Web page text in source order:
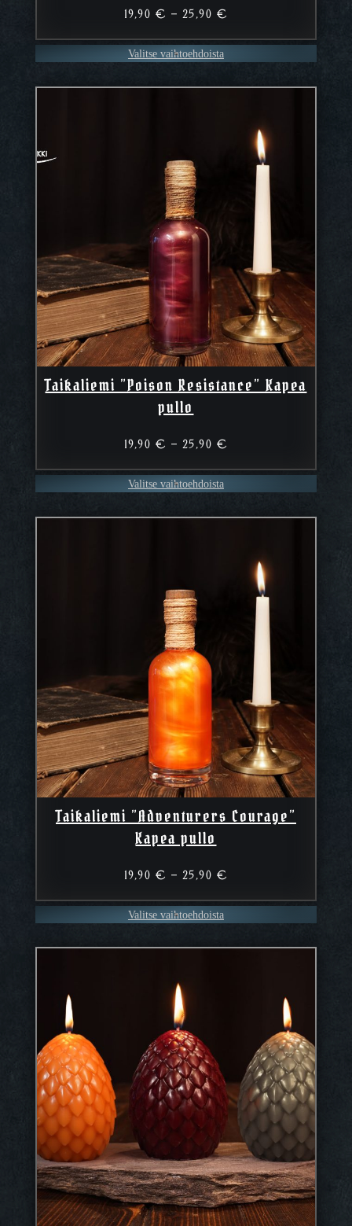
19,90 € – 25,90 €
–
25,90 €
Valitse vaihtoehdoista
Taikaliemi ”Poison Resistance” Kapea
pullo
19,90 € – 25,90 €
–
25,90 €
Valitse vaihtoehdoista
Taikaliemi ”Adventurers Courage”
Kapea pullo
19,90 € – 25,90 €
–
25,90 €
Valitse vaihtoehdoista